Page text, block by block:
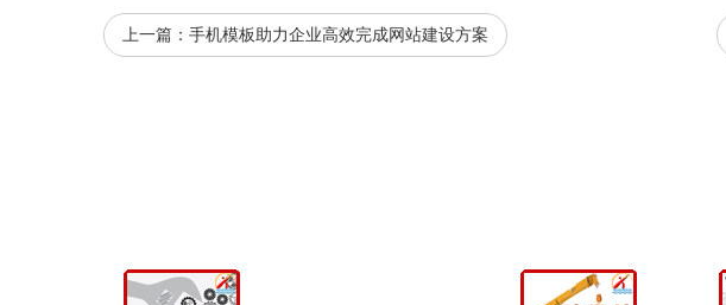
上一篇： 手机模板助力企业高效完成网站建设方案